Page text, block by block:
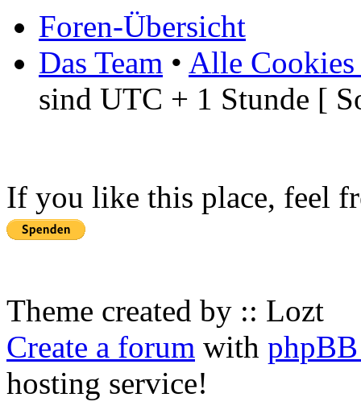
Foren-Übersicht
Das Team • Alle Cookies
sind UTC + 1 Stunde [
If you like this place, feel
Theme created by :: Lozt
Create a forum with
hosting service!